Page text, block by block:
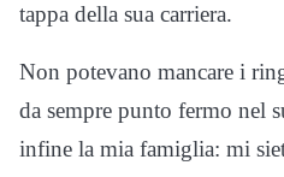
tappa della sua carriera.
Non potevano mancare i
da sempre punto fermo nel
infine la mia famiglia: mi